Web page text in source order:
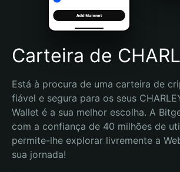
Português (Brasil)
Español (Argentina)
Carteira de
Está à procura de uma carteira de
fiável e segura para os seus
Wallet é a sua melhor escolha. A
com a confiança de 40 milhões de
permite-lhe explorar livremente a
sua jornada!